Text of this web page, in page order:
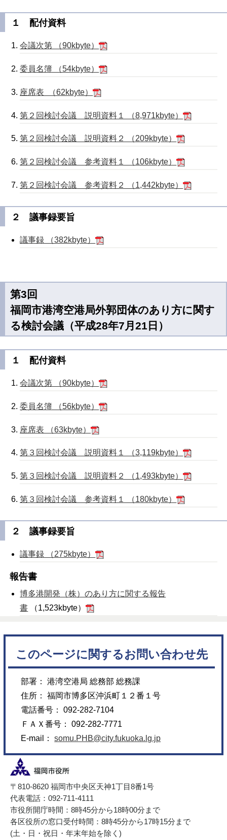
１ 配付資料
会議次第 （90kbyte）
委員名簿 （54kbyte）
座席表 （62kbyte）
第２回検討会議 説明資料１ （8,971kbyte）
第２回検討会議 説明資料２ （209kbyte）
第２回検討会議 参考資料１ （106kbyte）
第２回検討会議 参考資料２ （1,442kbyte）
２ 議事録要旨
議事録 （382kbyte）
第3回
福岡市港湾空港局外郭団体のあり方に関す
る検討会議（平成28年7月21日）
１ 配付資料
会議次第 （90kbyte）
委員名簿 （56kbyte）
座席表 （63kbyte）
第３回検討会議 説明資料１ （3,119kbyte）
第３回検討会議 説明資料２ （1,493kbyte）
第３回検討会議 参考資料１ （180kbyte）
２ 議事録要旨
議事録 （275kbyte）
報告書
博多港開発（株）のあり方に関する報告
書 （1,523kbyte）
このページに関するお問い合わせ先
部署： 港湾空港局 総務部 総務課
住所： 福岡市博多区沖浜町１２番１号
電話番号： 092-282-7104
ＦＡＸ番号： 092-282-7771
E-mail：somu.PHB@city.fukuoka.lg.jp
〒810-8620 福岡市中央区天神1丁目8番1号
代表電話：092-711-4111
市役所開庁時間：8時45分から18時00分まで
各区役所の窓口受付時間：8時45分から17時15分まで
(土・日・祝日・年末年始を除く)